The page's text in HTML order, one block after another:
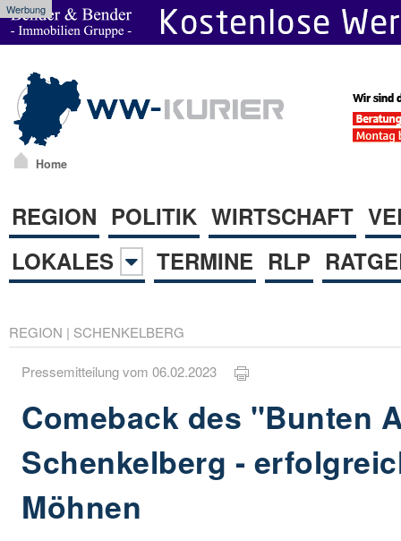
Werbung
Home
REGION POLITIK WIRTSCHAFT
LOKALES
TERMINE RLP
REGION | SCHENKELBERG
Pressemitteilung vom 06.02.2023
Comeback des "Bunten
Schenkelberg -
Möhnen